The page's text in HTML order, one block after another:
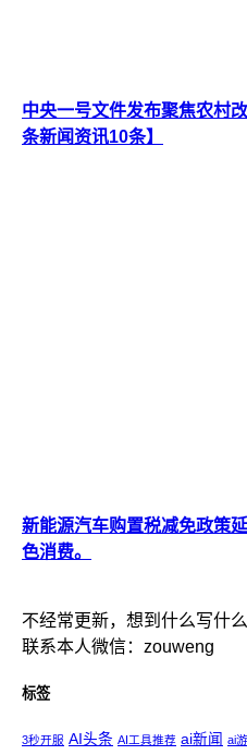
中央一号文件发布聚焦农村
条新闻资讯10条】
新能源汽车购置税减免政策
色消费。
不经常更新，想到什么写什么
联系本人微信：zouweng
标签
3秒开服 AI头条 AI工具推荐 ai新闻 ai